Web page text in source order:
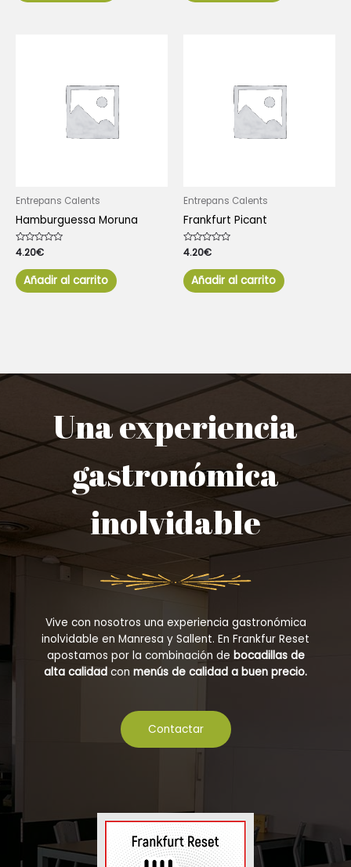
Entrepans Calents
Hamburguessa Moruna
Valorado
con
de
5
4.20€
Añadir al carrito
Entrepans Calents
Frankfurt Picant
Valorado
con
de
5
4.20€
Añadir al carrito
Una experiencia
gastronómica
inolvidable
Vive con nosotros una experiencia gastronómica
inolvidable en Manresa y Sallent. En Frankfur Reset
apostamos por la combinación de bocadillas de
alta calidad con menús de calidad a buen precio.
Contactar